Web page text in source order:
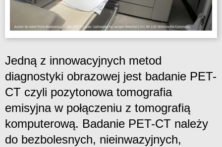
Jedną z innowacyjnych metod
diagnostyki obrazowej jest badanie PET-
CT czyli pozytonowa tomografia
emisyjna w połączeniu z tomografią
komputerową. Badanie PET-CT należy
do bezbolesnych, nieinwazyjnych,